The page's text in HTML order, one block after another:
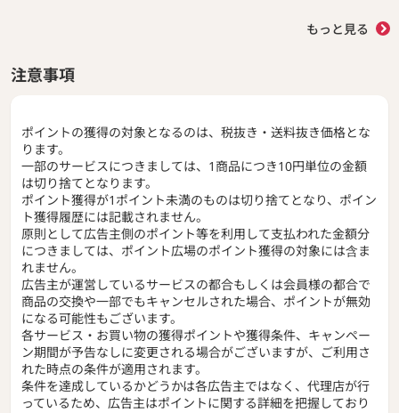
もっと見る
注意事項
ポイントの獲得の対象となるのは、税抜き・送料抜き価格とな
ります。
一部のサービスにつきましては、1商品につき10円単位の金額
は切り捨てとなります。
ポイント獲得が1ポイント未満のものは切り捨てとなり、ポイン
ト獲得履歴には記載されません。
原則として広告主側のポイント等を利用して支払われた金額分
につきましては、ポイント広場のポイント獲得の対象には含ま
れません。
広告主が運営しているサービスの都合もしくは会員様の都合で
商品の交換や一部でもキャンセルされた場合、ポイントが無効
になる可能性もございます。
各サービス・お買い物の獲得ポイントや獲得条件、キャンペー
ン期間が予告なしに変更される場合がございますが、ご利用さ
れた時点の条件が適用されます。
条件を達成しているかどうかは各広告主ではなく、代理店が行
っているため、広告主はポイントに関する詳細を把握しており